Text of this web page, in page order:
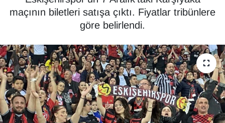
maçının biletleri satışa çıktı. Fiyatlar tribünlere
göre belirlendi.